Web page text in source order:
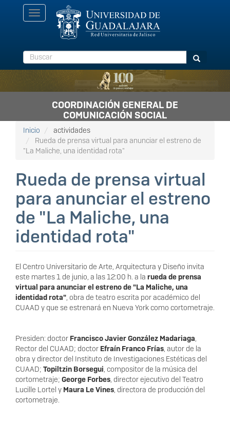
Toggle
navigation
Buscar Buscar
COORDINACIÓN GENERAL DE
COMUNICACIÓN SOCIAL
Inicio
actividades
Rueda de prensa virtual para anunciar el estreno de
"La Maliche, una identidad rota"
Rueda de prensa virtual
para anunciar el estreno
de "La Maliche, una
identidad rota"
El Centro Universitario de Arte, Arquitectura y Diseño invita
este martes 1 de junio, a las 12:00 h. a la rueda de prensa
virtual para anunciar el estreno de "La Maliche, una
identidad rota", obra de teatro escrita por académico del
CUAAD y que se estrenará en Nueva York como cortometraje.
Presiden: doctor Francisco Javier González Madariaga,
Rector del CUAAD; doctor Efraín Franco Frías, autor de la
obra y director del Instituto de Investigaciones Estéticas del
CUAAD; Topiltzin Borsegui, compositor de la música del
cortometraje; George Forbes, director ejecutivo del Teatro
Lucille Lortel y Maura Le Vines, directora de producción del
cortometraje.